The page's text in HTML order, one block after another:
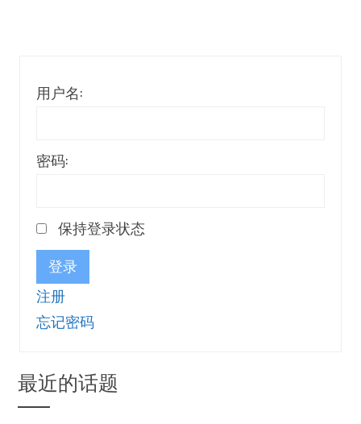
用户名:
密码:
保持登录状态
登录
注册
忘记密码
最近的话题